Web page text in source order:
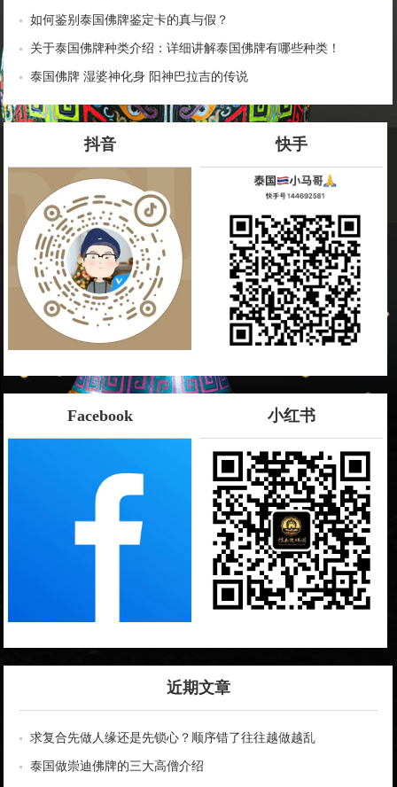
如何鉴别泰国佛牌鉴定卡的真与假？
关于泰国佛牌种类介绍：详细讲解泰国佛牌有哪些种类！
泰国佛牌 湿婆神化身 阳神巴拉吉的传说
抖音 快手
Facebook 小红书
近期文章
求复合先做人缘还是先锁心？顺序错了往往越做越乱
泰国做崇迪佛牌的三大高僧介绍